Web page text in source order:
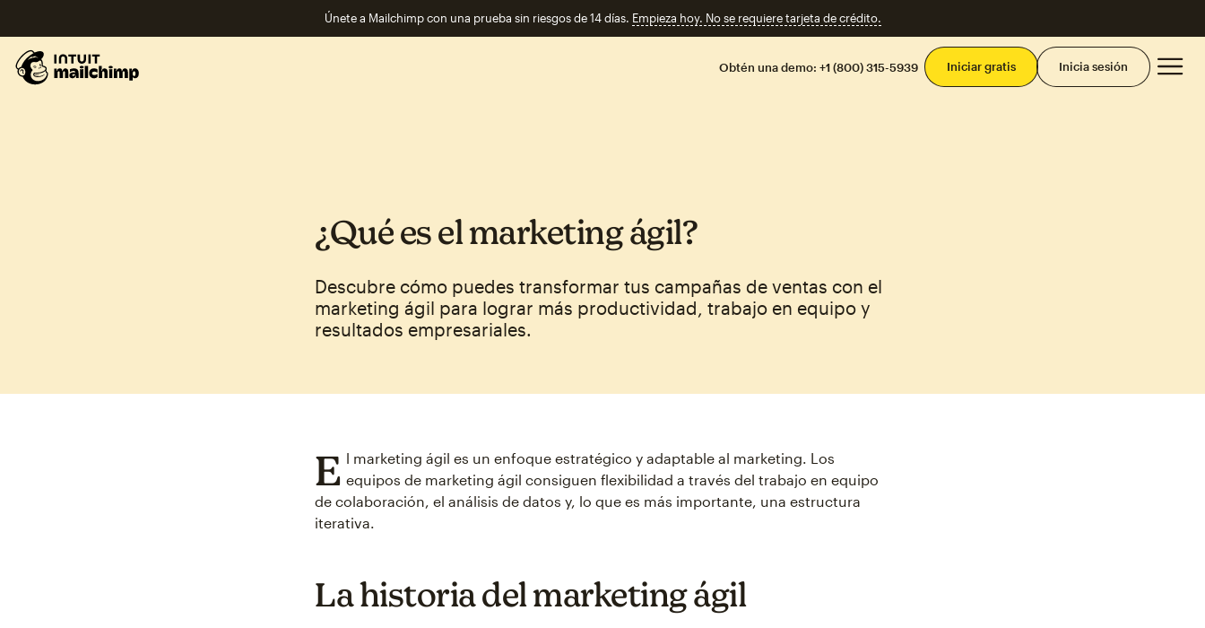
Únete a Mailchimp con una prueba sin riesgos de 14 días. Empieza hoy. No se requiere tarjeta de crédito.
Obtén una demo: +1 (800) 315-5939 Iniciar gratis Inicia sesión
¿Qué es el marketing ágil?
Descubre cómo puedes transformar tus campañas de ventas con el
marketing ágil para lograr más productividad, trabajo en equipo y
resultados empresariales.
E l marketing ágil es un enfoque estratégico y adaptable al marketing. Los
equipos de marketing ágil consiguen flexibilidad a través del trabajo en equipo
de colaboración, el análisis de datos y, lo que es más importante, una estructura
iterativa.
La historia del marketing ágil